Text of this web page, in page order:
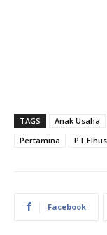
TAGS Anak Usaha
Pertamina
PT
Facebook